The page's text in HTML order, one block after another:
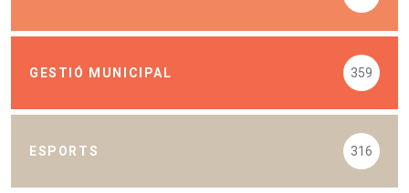
GESTIÓ MUNICIPAL 359
ESPORTS 316